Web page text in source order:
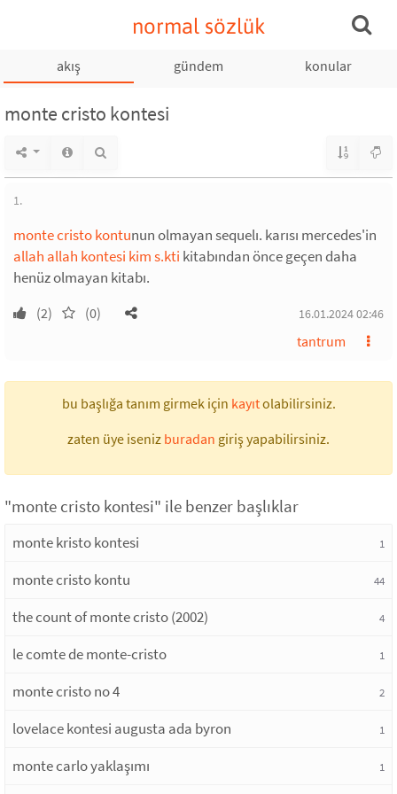
normal sözlük
akış gündem konular
monte cristo kontesi
1.
monte cristo kontunun olmayan sequelı. karısı mercedes'in
allah allah kontesi kim s.kti kitabından önce geçen daha
henüz olmayan kitabı.
(2) (0) 16.01.2024 02:46
tantrum
bu başlığa tanım girmek için kayıtolabilirsiniz.
zaten üye iseniz buradan giriş yapabilirsiniz.
"monte cristo kontesi" ile benzer başlıklar
monte kristo kontesi 1
monte cristo kontu 44
the count of monte cristo (2002) 4
le comte de monte-cristo 1
monte cristo no 4 2
lovelace kontesi augusta ada byron 1
monte carlo yaklaşımı 1